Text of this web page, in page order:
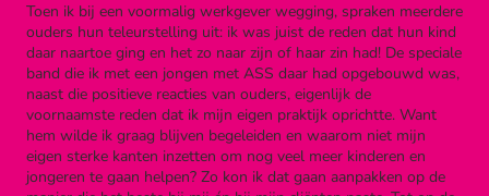
Toen ik bij een voormalig werkgever wegging, spraken meerdere
ouders hun teleurstelling uit: ik was juist de reden dat hun kind
daar naartoe ging en het zo naar zijn of haar zin had! De speciale
band die ik met een jongen met ASS daar had opgebouwd was,
naast die positieve reacties van ouders, eigenlijk de
voornaamste reden dat ik mijn eigen praktijk oprichtte. Want
hem wilde ik graag blijven begeleiden en waarom niet mijn
eigen sterke kanten inzetten om nog veel meer kinderen en
jongeren te gaan helpen? Zo kon ik dat gaan aanpakken op de